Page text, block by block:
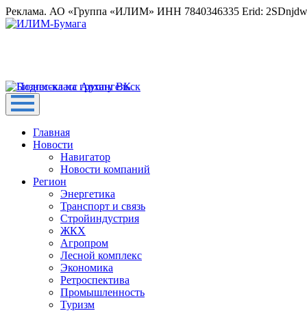
Реклама. АО «Группа «ИЛИМ» ИНН 7840346335 Erid:
Главная
Новости
Навигатор
Новости компаний
Регион
Энергетика
Транспорт и связь
Стройиндустрия
ЖКХ
Агропром
Лесной комплекс
Экономика
Ретроспектива
Промышленность
Туризм